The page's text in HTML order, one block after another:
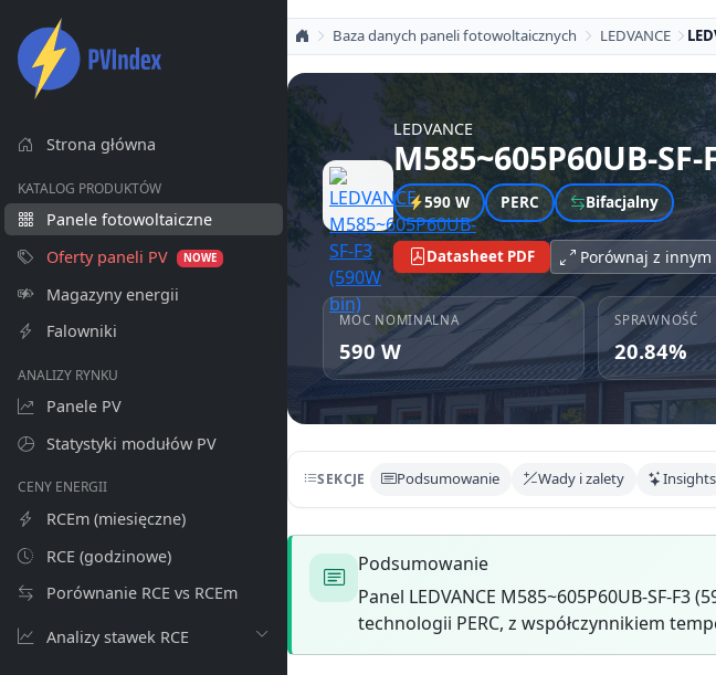
Strona główna
KATALOG PRODUKTÓW
Panele fotowoltaiczne
Oferty paneli PV
NOWE
Magazyny energii
Falowniki
ANALIZY RYNKU
Panele PV
Statystyki modułów PV
CENY ENERGII
RCEm (miesięczne)
RCE (godzinowe)
Porównanie RCE vs RCEm
Analizy stawek RCE
Baza danych paneli fotowoltaicznych LEDVANCE
LEDVANCE
M585~605P60UB-
590 W PERC Bifacjalny
Datasheet PDF Porównaj z innym
MOC NOMINALNA
590 W
SPRAWNOŚĆ
20.84%
SEKCJE Podsumowanie Wady i zalety Insights
Podsumowanie
Panel LEDVANCE M585~605P60UB-SF-
technologii PERC, z współczynnikiem